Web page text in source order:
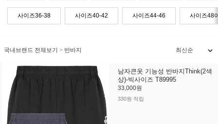
사이즈36-38 사이즈40-42 사이즈44-46 사이즈48
국내브랜드 전체보기 > 반바지
남자큰옷 기능성 반바지Think(2색
상)-빅사이즈 T89995
33,000원
330원 적립